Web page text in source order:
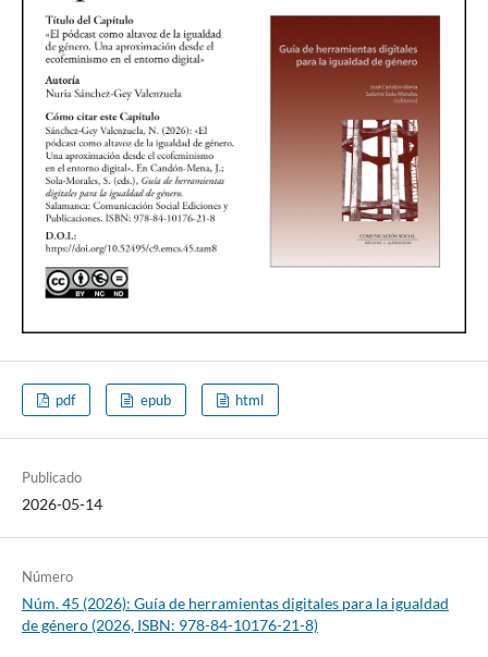
pdf epub html
Publicado
2026-05-14
Número
Núm. 45 (2026): Guía de herramientas digitales para la igualdad
de género (2026, ISBN: 978-84-10176-21-8)